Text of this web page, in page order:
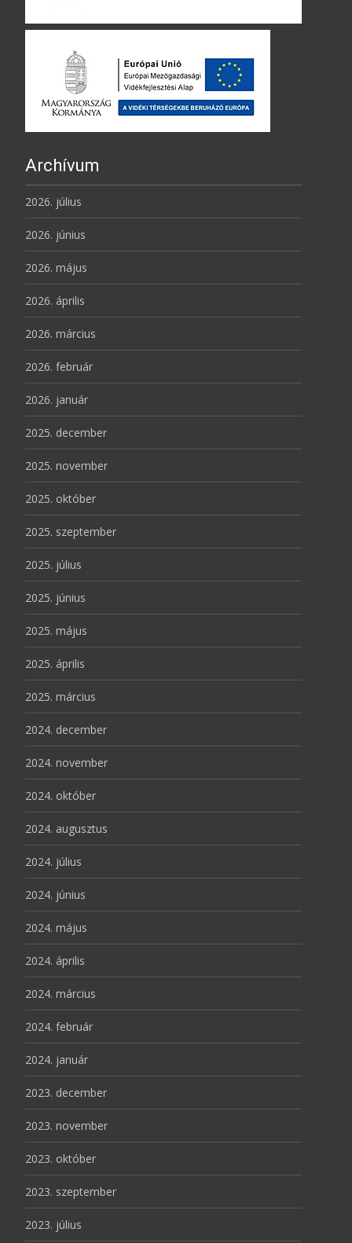
Archívum
2026. július
2026. június
2026. május
2026. április
2026. március
2026. február
2026. január
2025. december
2025. november
2025. október
2025. szeptember
2025. július
2025. június
2025. május
2025. április
2025. március
2024. december
2024. november
2024. október
2024. augusztus
2024. július
2024. június
2024. május
2024. április
2024. március
2024. február
2024. január
2023. december
2023. november
2023. október
2023. szeptember
2023. július